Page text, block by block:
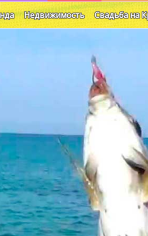
Недвижимость Свадьба на